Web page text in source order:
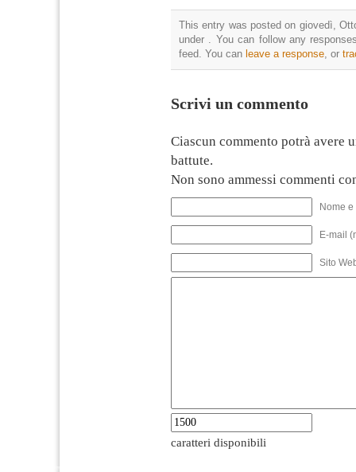
This entry was posted on giovedì,
under . You can follow any
feed. You can leave a response , or
Scrivi un commento
Ciascun commento potrà avere
battute.
Non sono ammessi commenti
Nome
E-mail
Sito
caratteri disponibili